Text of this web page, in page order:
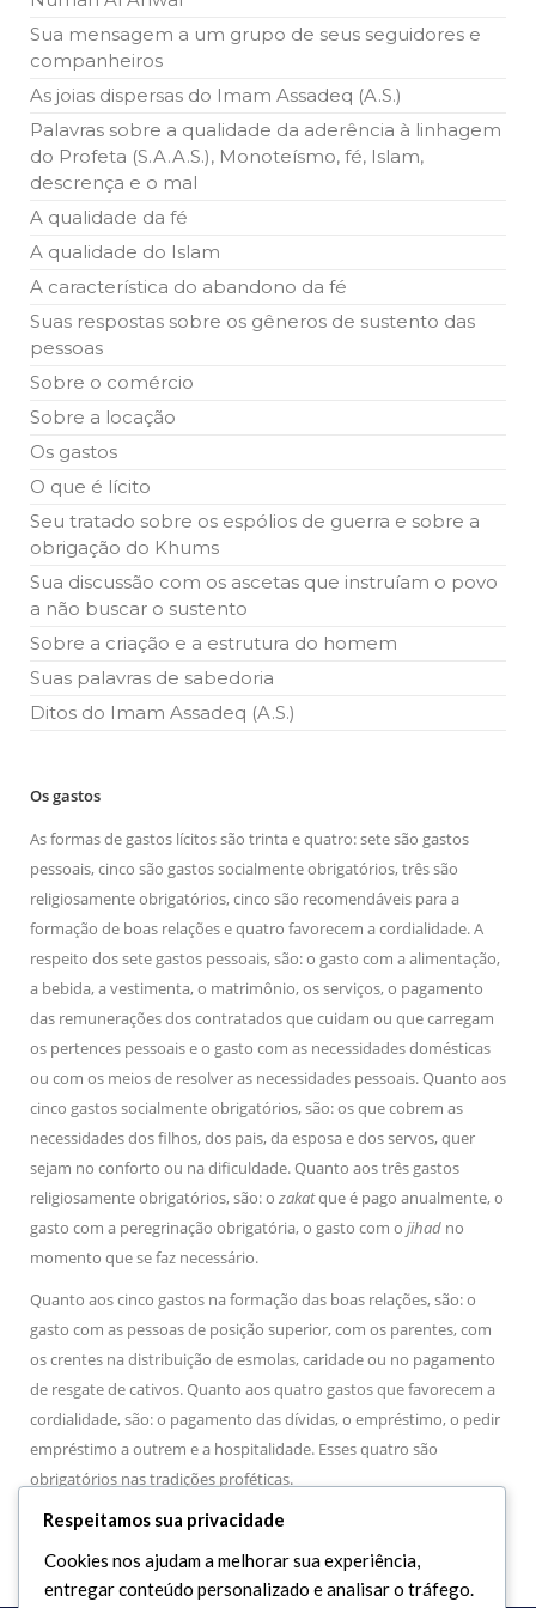
Falecimento do Imam Ali Ibn Al-Hussein
(A.S.)
data em que relembramos o martírio do quarto Imam dos
(A.S.), conhecido por “Zein Al-Ábidin” (Formosura
NOTÍCIAS
Centro Islâmico no Brasil recebe o ex-
ministro das Relações Exteriores da
Na noite da quinta-feira, 03 de Abril, o Centro Islâmico no
Brasil recebeu em sua sede, em São Paulo, o ex-ministro das
Kharrazi, que encontra-se visitando
Sua mensagem a um grupo de seus seguidores e
companheiros
As joias dispersas do Imam Assadeq (A.S.)
Palavras sobre a qualidade da aderência à linhagem
do Profeta (S.A.A.S.), Monoteísmo, fé, Islam,
descrença e o mal
A qualidade da fé
A qualidade do Islam
A característica do abandono da fé
Suas respostas sobre os gêneros de sustento das
pessoas
Sobre o comércio
Sobre a locação
Os gastos
O que é lícito
Seu tratado sobre os espólios de guerra e sobre a
obrigação do Khums
Sua discussão com os ascetas que instruíam o povo
a não buscar o sustento
Sobre a criação e a estrutura do homem
Suas palavras de sabedoria
Ditos do Imam Assadeq (A.S.)
Os gastos
As formas de gastos lícitos são trinta e quatro: sete são gastos
pessoais, cinco são gastos socialmente obrigatórios, três são
religiosamente obrigatórios, cinco são recomendáveis para a
formação de boas relações e quatro favorecem a cordialidade. A
respeito dos sete gastos pessoais, são: o gasto com a alimentação,
a bebida, a vestimenta, o matrimônio, os serviços, o pagamento
das remunerações dos contratados que cuidam ou que carregam
os pertences pessoais e o gasto com as necessidades domésticas
ou com os meios de resolver as necessidades pessoais. Quanto aos
cinco gastos socialmente obrigatórios, são: os que cobrem as
necessidades dos filhos, dos pais, da esposa e dos servos, quer
sejam no conforto ou na dificuldade. Quanto aos três gastos
religiosamente obrigatórios, são: o zakatque é pago anualmente, o
gasto com a peregrinação obrigatória, o gasto com o jihad no
momento que se faz necessário.
Quanto aos cinco gastos na formação das boas relações, são: o
gasto com as pessoas de posição superior, com os parentes, com
os crentes na distribuição de esmolas, caridade ou no pagamento
de resgate de cativos. Quanto aos quatro gastos que favorecem a
cordialidade, são: o pagamento das dívidas, o empréstimo, o pedir
empréstimo a outrem e a hospitalidade. Esses quatro são
obrigatórios nas tradições proféticas.
Respeitamos sua privacidade
Cookies nos ajudam a melhorar sua experiência,
entregar conteúdo personalizado e analisar o tráfego.